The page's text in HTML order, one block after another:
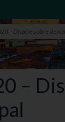
– Dispõe sobre
–